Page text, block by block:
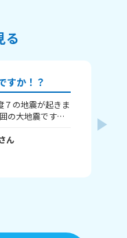
る
すか！？
７の地震が起きま
の大地震です。
ん